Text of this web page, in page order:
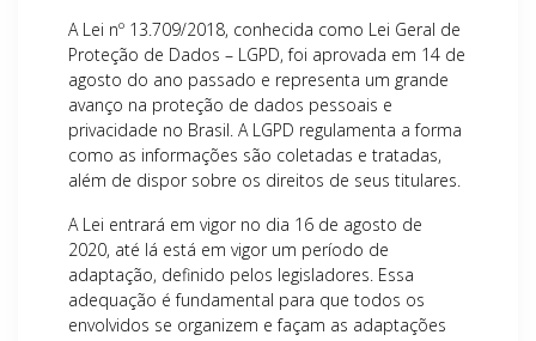
A Lei nº 13.709/2018, conhecida como Lei Geral de
Proteção de Dados – LGPD, foi aprovada em 14 de
agosto do ano passado e representa um grande
avanço na proteção de dados pessoais e
privacidade no Brasil. A LGPD regulamenta a forma
como as informações são coletadas e tratadas,
além de dispor sobre os direitos de seus titulares.
A Lei entrará em vigor no dia 16 de agosto de
2020, até lá está em vigor um período de
adaptação, definido pelos legisladores. Essa
adequação é fundamental para que todos os
envolvidos se organizem e façam as adaptações